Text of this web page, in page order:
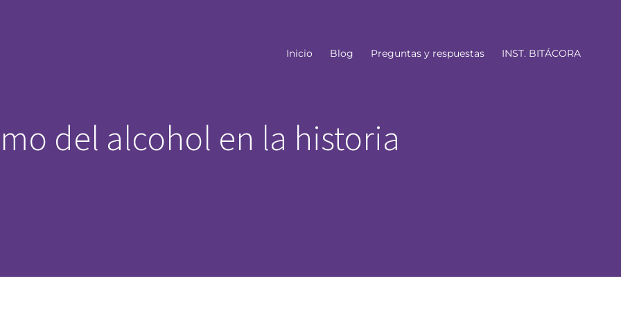
Inicio Blog Preguntas y respuestas INST. BITÁCORA
del alcohol en la historia